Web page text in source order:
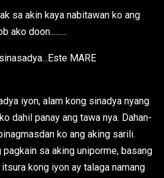
sa akin kaya nabitawan ko ang
ako doon.........
MARE
iyon, alam kong sinadya nyang
dahil panay ang tawa nya. Dahan-
ko ang aking sarili.
sa aking uniporme, basang
kong iyon ay talaga namang